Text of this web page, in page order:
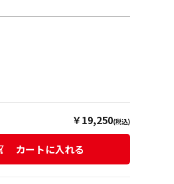
￥19,250(税込)
カートに入れる